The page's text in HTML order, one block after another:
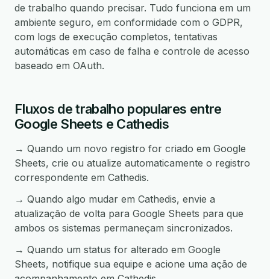
de trabalho quando precisar. Tudo funciona em um
ambiente seguro, em conformidade com o GDPR,
com logs de execução completos, tentativas
automáticas em caso de falha e controle de acesso
baseado em OAuth.
Fluxos de trabalho populares entre
Google Sheets e Cathedis
→ Quando um novo registro for criado em Google
Sheets, crie ou atualize automaticamente o registro
correspondente em Cathedis.
→ Quando algo mudar em Cathedis, envie a
atualização de volta para Google Sheets para que
ambos os sistemas permaneçam sincronizados.
→ Quando um status for alterado em Google
Sheets, notifique sua equipe e acione uma ação de